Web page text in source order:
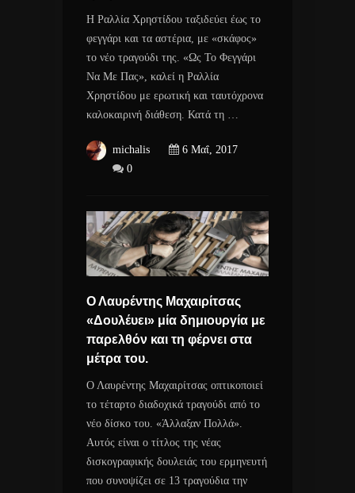
Η Ραλλία Χρηστίδου ταξιδεύει έως το
φεγγάρι και τα αστέρια, με «σκάφος»
το νέο τραγούδι της. «Ως Το Φεγγάρι
Να Με Πας», καλεί η Ραλλία
Χρηστίδου με ερωτική και ταυτόχρονα
καλοκαιρινή διάθεση. Κατά τη …
michalis
6 Μαΐ, 2017
0
Ο Λαυρέντης Μαχαιρίτσας
«Δουλέυει» μία δημιουργία με
παρελθόν και τη φέρνει στα
μέτρα του.
Ο Λαυρέντης Μαχαιρίτσας οπτικοποιεί
το τέταρτο διαδοχικά τραγούδι από το
νέο δίσκο του. «Άλλαξαν Πολλά».
Αυτός είναι ο τίτλος της νέας
δισκογραφικής δουλειάς του ερμηνευτή
που συνοψίζει σε 13 τραγούδια την